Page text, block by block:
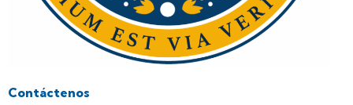
Contáctenos